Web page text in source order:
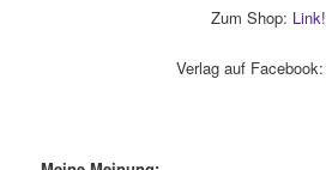
Zum Shop: Link!
Verlag auf Facebook: